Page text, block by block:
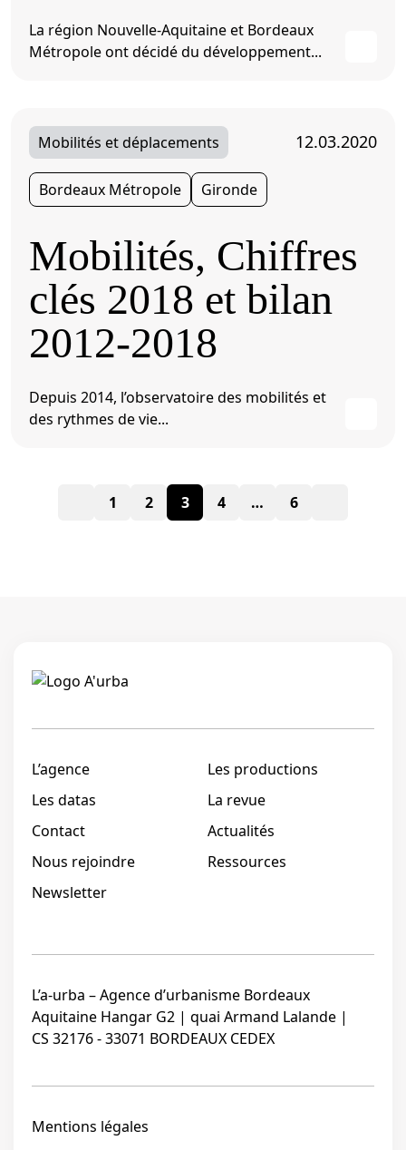
La région Nouvelle-Aquitaine et Bordeaux
Métropole ont décidé du développement...
Mobilités et déplacements 12.03.2020
Bordeaux Métropole Gironde
Mobilités, Chiffres
clés 2018 et bilan
2012-2018
Depuis 2014, l’observatoire des mobilités et
des rythmes de vie...
Pagination
1 2 3 4 … 6
L’agence
Les productions
Les datas
La revue
Contact
Actualités
Nous rejoindre
Ressources
Newsletter
L’a-urba – Agence d’urbanisme Bordeaux
Aquitaine Hangar G2 | quai Armand Lalande |
CS 32176 - 33071 BORDEAUX CEDEX
Mentions légales